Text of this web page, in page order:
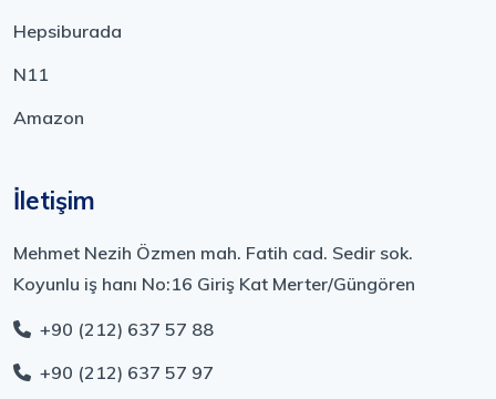
Hepsiburada
N11
Amazon
İletişim
Mehmet Nezih Özmen mah. Fatih cad. Sedir sok.
Koyunlu iş hanı No:16 Giriş Kat Merter/Güngören
+90 (212) 637 57 88
+90 (212) 637 57 97